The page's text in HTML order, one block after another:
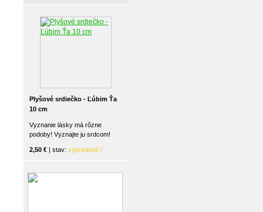
Plyšové srdiečko - Ľúbim Ťa
10 cm
Vyznanie lásky má rôzne
podoby! Vyznajte ju srdcom!
2,50 € | stav: vypredané !